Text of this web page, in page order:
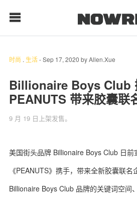
每日鲜榨
现客视点
时 尚
球 鞋
生 活
时尚 . 生活-Sep 17, 2020 byAllen.Xue
Billionaire Boys Club
PEANUTS 带来胶囊联
9 月 19 日上架发售。
美国街头品牌 Billionaire Boys Club 日前
《PEANUTS》携手，带来全新胶囊联名
Billionaire Boys Club 品牌的关键词空间